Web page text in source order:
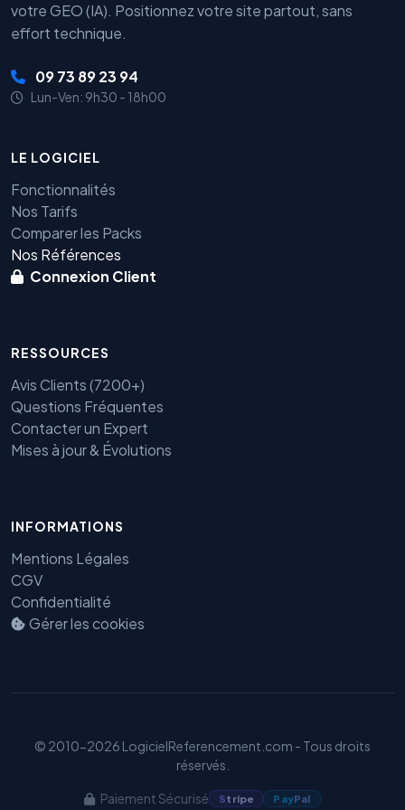
votre GEO (IA). Positionnez votre site partout, sans
effort technique.
09 73 89 23 94
Lun-Ven: 9h30 - 18h00
LE LOGICIEL
Fonctionnalités
Nos Tarifs
Comparer les Packs
Nos Références
Connexion Client
RESSOURCES
Avis Clients (7200+)
Questions Fréquentes
Contacter un Expert
Mises à jour & Évolutions
INFORMATIONS
Mentions Légales
CGV
Confidentialité
Gérer les cookies
© 2010-2026 LogicielReferencement.com - Tous droits
réservés.
Paiement Sécurisé Stripe PayPal